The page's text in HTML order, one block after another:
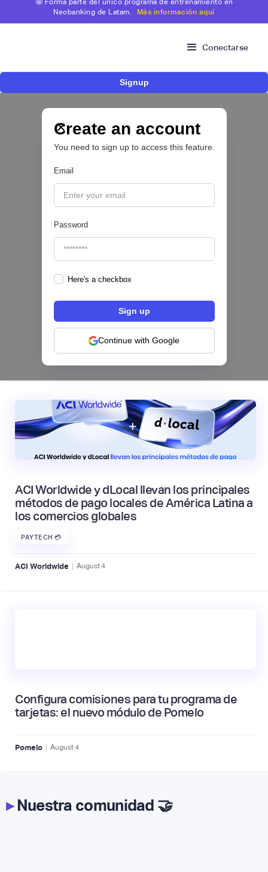
🤩 Forma parte del único programa de entrenamiento en
Neobanking de Latam.
Más información aquí
Conectarse
Signup
Create an account
You need to sign up to access this feature.
Email
Password
Here's a checkbox
Continue with Google
fraude, identidad e IA que marcarán el futuro
del sector financiero
Sofía Neira Gómez
Los bancos se están dividiendo en dos
categorías frente a la IA | Mambu
ACI Worldwide y dLocal llevan los principales
métodos de pago locales de América Latina a
los comercios globales
PAYTECH 💳
ACI Worldwide | August4
Configura comisiones para tu programa de
tarjetas: el nuevo módulo de Pomelo
Pomelo | August4
▸Nuestra comunidad 🤝